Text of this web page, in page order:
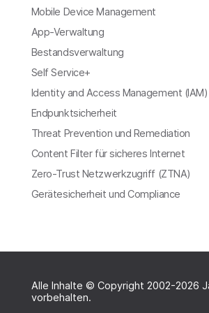
Mobile Device Management
App-Verwaltung
Bestandsverwaltung
Self Service+
Identity and Access Management (IAM)
Endpunktsicherheit
Threat Prevention und Remediation
Content Filter für sicheres Internet
Zero-Trust Netzwerkzugriff (ZTNA)
Gerätesicherheit und Compliance
Alle Inhalte © Copyright 2002-2026
vorbehalten.